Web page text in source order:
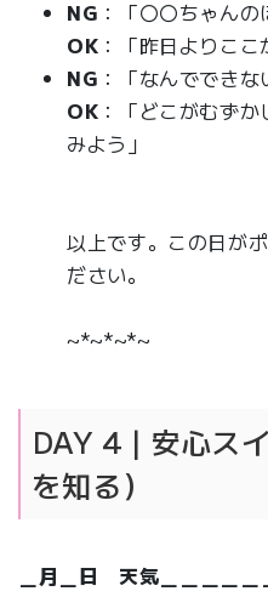
NG ：「〇〇ちゃんの
OK ：「昨日よりこ
NG ：「なんでできな
OK ：「どこがむず
みよう」
以上です。この日が
ださい。
~*~*~*~
DAY 4｜安心ス
を知る）
＿月＿日 天気＿＿＿＿＿＿